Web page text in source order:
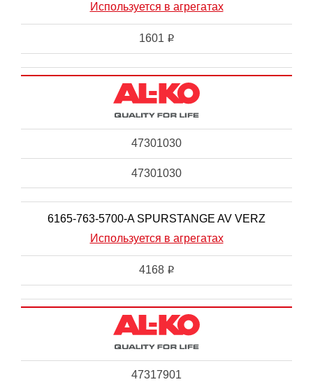
Используется в агрегатах
1601 i
47301030
47301030
6165-763-5700-A SPURSTANGE AV VERZ
Используется в агрегатах
4168 i
47317901